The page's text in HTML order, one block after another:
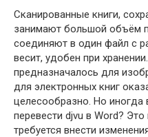
Сканированные книги,
занимают большой объём
соединяют в один файл с
весит, удобен при
предназначалось для
для электронных книг
целесообразно. Но иногда
перевести djvu в Word?
требуется внести